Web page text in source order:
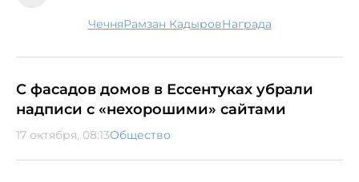
Чечня Рамзан Кадыров награда
С фасадов домов в Ессентуках убрали
надписи с «нехорошими» сайтами
17 октября, 08:13Общество